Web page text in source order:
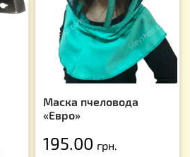
Маска пчеловода
«Евро»
195.00 грн.